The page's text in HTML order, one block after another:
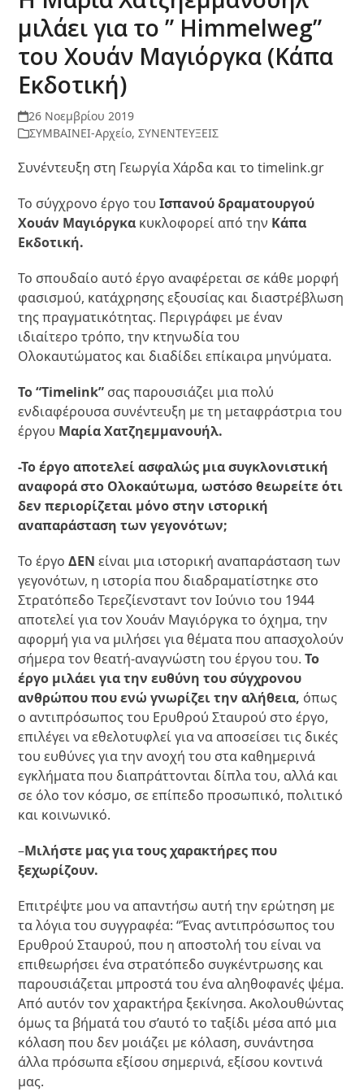
μιλάει για το ” Ηimmelweg”
του Χουάν Μαγιόργκα (Κάπα
Εκδοτική)
26 Νοεμβρίου 2019
ΣΥΜΒΑΙΝΕΙ-Αρχείο,ΣΥΝΕΝΤΕΥΞΕΙΣ
Συνέντευξη στη Γεωργία Χάρδα και το timelink.gr
Το σύγχρονο έργο τουΙσπανού δραματουργού
Χουάν Μαγιόργκα κυκλοφορεί από την Κάπα
Εκδοτική.
Το σπουδαίο αυτό έργο αναφέρεται σε κάθε μορφή
φασισμού, κατάχρησης εξουσίας και διαστρέβλωση
της πραγματικότητας. Περιγράφει με έναν
ιδιαίτερο τρόπο, την κτηνωδία του
Ολοκαυτώματος και διαδίδει επίκαιρα μηνύματα.
To “Timelink” σας παρουσιάζει μια πολύ
ενδιαφέρουσα συνέντευξη με τη μεταφράστρια του
έργου Μαρία Χατζηεμμανουήλ.
-Το έργο αποτελεί ασφαλώς μια συγκλονιστική
αναφορά στο Ολοκαύτωμα, ωστόσο θεωρείτε ότι
δεν περιορίζεται μόνο στην ιστορική
αναπαράσταση των γεγονότων;
Το έργοΔΕΝ είναι μια ιστορική αναπαράσταση των
γεγονότων, η ιστορία που διαδραματίστηκε στο
Στρατόπεδο Τερεζίενσταντ τον Ιούνιο του 1944
αποτελεί για τον Χουάν Μαγιόργκα το όχημα, την
αφορμή για να μιλήσει για θέματα που απασχολούν
σήμερα τον θεατή-αναγνώστη του έργου του.Το
έργο μιλάει για την ευθύνη του σύγχρονου
ανθρώπου που ενώ γνωρίζει την αλήθεια, όπως
ο αντιπρόσωπος του Ερυθρού Σταυρού στο έργο,
επιλέγει να εθελοτυφλεί για να αποσείσει τις δικές
του ευθύνες για την ανοχή του στα καθημερινά
εγκλήματα που διαπράττονται δίπλα του, αλλά και
σε όλο τον κόσμο, σε επίπεδο προσωπικό, πολιτικό
και κοινωνικό.
–Μιλήστε μας για τους χαρακτήρες που
ξεχωρίζουν.
Επιτρέψτε μου να απαντήσω αυτή την ερώτηση με
τα λόγια του συγγραφέα: “Ένας αντιπρόσωπος του
Ερυθρού Σταυρού, που η αποστολή του είναι να
επιθεωρήσει ένα στρατόπεδο συγκέντρωσης και
παρουσιάζεται μπροστά του ένα αληθοφανές ψέμα.
Από αυτόν τον χαρακτήρα ξεκίνησα. Ακολουθώντας
όμως τα βήματά του σ’αυτό το ταξίδι μέσα από μια
κόλαση που δεν μοιάζει με κόλαση, συνάντησα
άλλα πρόσωπα εξίσου σημερινά, εξίσου κοντινά
μας.